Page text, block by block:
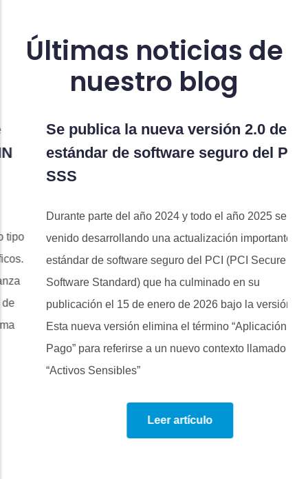
Últimas noticias de
nuestro blog
Se publica la nueva versión 2.0 del
estándar de software seguro del PCI
Durante parte del año 2024 y todo el año 2025 se ha
venido desarrollando una actualización importante del
estándar de software seguro del PCI (PCI Secure
Software Standard) que ha culminado en su
publicación el 15 de enero de 2026 bajo la versión 2.0.
Esta nueva versión elimina el término “Aplicación de
Pago” para referirse a un nuevo contexto llamado
“Activos Sensibles”
Leer artículo